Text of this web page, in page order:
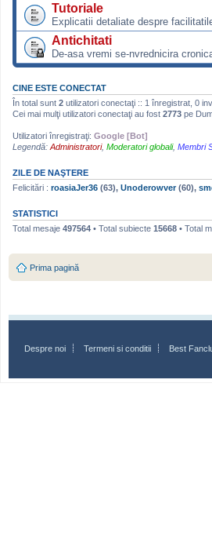
Tutoriale
Explicatii detaliate despre
Antichitati
De-asa vremi se-nvrednicira
CINE ESTE CONECTAT
În total sunt 2 utilizatori conectaţi :: 1 înregistrat, 0
Cei mai mulţi utilizatori conectaţi au fost 2773 pe
Utilizatori înregistraţi: Google [Bot]
Legendă: Administratori, Moderatori globali, Membri
ZILE DE NAŞTERE
Felicitări : roasiaJer36 (63), Unoderowver(60),
STATISTICI
Total mesaje 497564 • Total subiecte 15668 • Total
Prima pagină
Despre noi Termeni si conditii Best